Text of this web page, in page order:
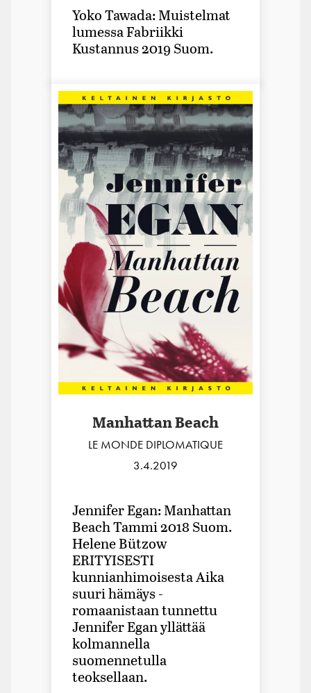
Yoko Tawada: Muistelmat
lumessa Fabriikki
Kustannus 2019 Suom.
Manhattan Beach
LE MONDE DIPLOMATIQUE
3.4.2019
Jennifer Egan: Manhattan
Beach Tammi 2018 Suom.
Helene Bützow
ERITYISESTI
kunnianhimoisesta Aika
suuri hämäys -
romaanistaan tunnettu
Jennifer Egan yllättää
kolmannella
suomennetulla
teoksellaan.